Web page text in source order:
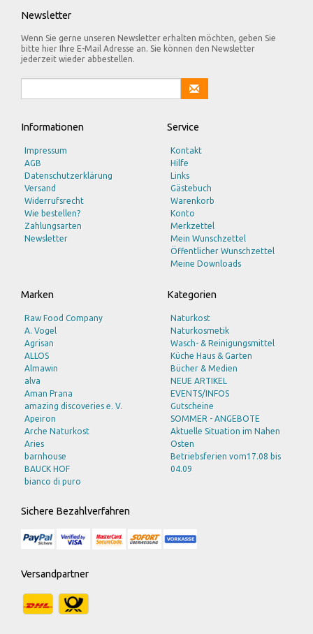
Newsletter
Wenn Sie gerne unseren Newsletter erhalten möchten, geben Sie
bitte hier Ihre E-Mail Adresse an. Sie können den Newsletter
jederzeit wieder abbestellen.
Informationen
Impressum
AGB
Datenschutzerklärung
Versand
Widerrufsrecht
Wie bestellen?
Zahlungsarten
Newsletter
Service
Kontakt
Hilfe
Links
Gästebuch
Warenkorb
Konto
Merkzettel
Mein Wunschzettel
Öffentlicher Wunschzettel
Meine Downloads
Marken
Raw Food Company
A. Vogel
Agrisan
ALLOS
Almawin
alva
Aman Prana
amazing discoveries e. V.
Apeiron
Arche Naturkost
Aries
barnhouse
BAUCK HOF
bianco di puro
bioturm
Braun
Burts Bees
C M D
CLV
Kategorien
Naturkost
Naturkosmetik
Wasch- & Reinigungsmittel
Küche Haus & Garten
Bücher & Medien
NEUE ARTIKEL
EVENTS/INFOS
Gutscheine
SOMMER - ANGEBOTE
Aktuelle Situation im Nahen
Osten
Betriebsferien vom17.08 bis
04.09
Sichere Bezahlverfahren
Versandpartner